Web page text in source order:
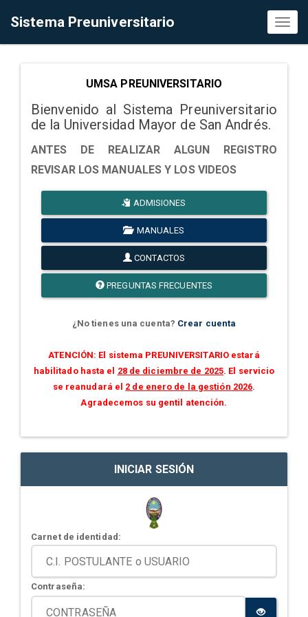
Sistema Preuniversitario
UMSA PREUNIVERSITARIO
Bienvenido al Sistema Preuniversitario
de la Universidad Mayor de San Andrés.
ANTES DE REALIZAR ALGUN REGISTRO
REVISAR LOS MANUALES Y LOS VIDEOS
ADMISIONES
MANUALES
CONTACTOS
PREGUNTAS FRECUENTES
¿No tienes una cuenta? Crear cuenta
ATENCIÓN: El sistema PREUNIVERSITARIO estará
habilitado hasta el 28 de diciembre de 2025. El servicio
se reanudará el 2 de enero de la gestión 2026.
Agradecemos su gentil atención.
INICIAR SESIÓN
Carnet de identidad:
Contraseña: